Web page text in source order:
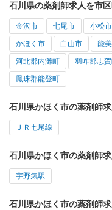
石川県の薬剤師求人を市
金沢市 七尾市 小松市
かほく市 白山市 能
河北郡内灘町 羽咋郡志
鳳珠郡能登町
石川県かほく市の薬剤師
ＪＲ七尾線
石川県かほく市の薬剤師
宇野気駅
石川県かほく市の薬剤師